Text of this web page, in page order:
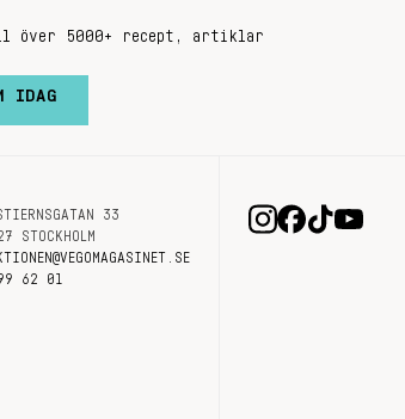
över 5000+ recept, artiklar
IDAG
33
STOCKHOLM
62 01